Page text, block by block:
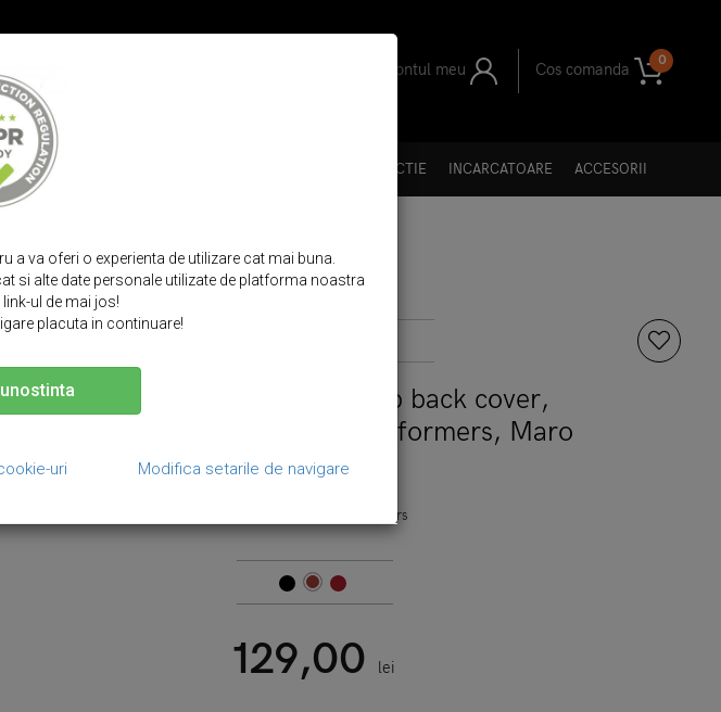
Contul meu 0
Cos comanda
SI SACULETI FOLII PROTECTIE INCARCATOARE ACCESORII
Husa din piele naturala, tip back cover,
iPhone 6 / 6s - iCarer Transformers, Maro
coniac
i6 - icarer - transformers
129,00 lei
a va oferi o experienta de utilizare cat mai buna.
si alte date personale utilizate de platforma noastra
ul de mai jos!
placuta in continuare!
uri Modifica setarile de navigare